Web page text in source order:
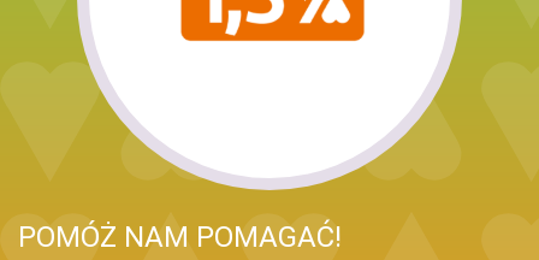
POMÓŻ NAM POMAGAĆ!